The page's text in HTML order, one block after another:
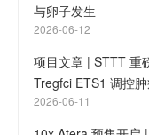
与卵子发生
2026-06-12
项目文章 | STTT 重
Tregfci ETS1 调控
2026-06-11